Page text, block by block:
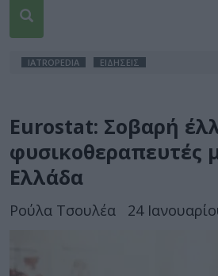
IATROPEDIA ΕΙΔΗΣΕΙΣ
Eurostat: Σοβαρή
φυσικοθεραπευτές
Ελλάδα
Ρούλα Τσουλέα 24